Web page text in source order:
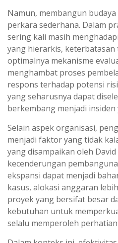
Namun, membangun
perkara sederhana. Dalam
sering kali masih
yang hierarkis,
optimalnya mekanisme
menghambat proses
respons terhadap potensi
yang seharusnya dapat
berkembang menjadi insiden
Selain aspek organisasi,
menjadi faktor yang tidak
yang disampaikan oleh
kecenderungan
ekspansi dapat menjadi
kasus, alokasi anggaran
proyek yang bersifat besar
kebutuhan untuk
selalu memperoleh